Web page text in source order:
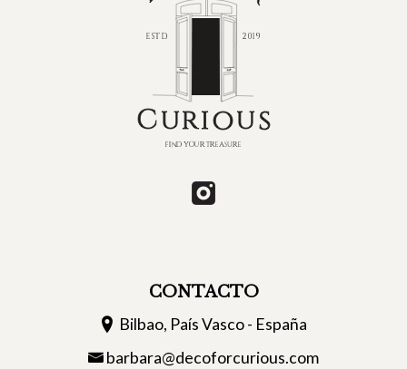
CONTACTO
Bilbao, País Vasco - España
barbara@decoforcurious.com